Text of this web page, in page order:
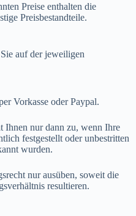
Preise enthalten die
Preisbestandteile.
auf der jeweiligen
Vorkasse oder Paypal.
Ihnen nur dann zu, wenn Ihre
festgestellt oder unbestritten
wurden.
nur ausüben, soweit die
resultieren.